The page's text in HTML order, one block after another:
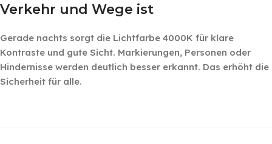
Verkehr und Wege ist
Gerade nachts sorgt die Lichtfarbe 4000K für klare
Kontraste und gute Sicht. Markierungen, Personen oder
Hindernisse werden deutlich besser erkannt. Das erhöht die
Sicherheit für alle.